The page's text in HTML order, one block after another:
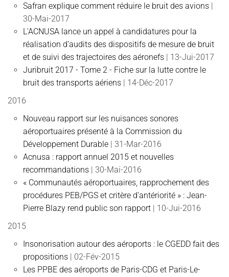
Safran explique comment réduire le bruit des avions |
30-Mai-2017
L’ACNUSA lance un appel à candidatures pour la
réalisation d’audits des dispositifs de mesure de bruit
et de suivi des trajectoires des aéronefs | 13-Jui-2017
Juribruit 2017 - Tome 2 - Fiche sur la lutte contre le
bruit des transports aériens | 14-Déc-2017
2016
Nouveau rapport sur les nuisances sonores
aéroportuaires présenté à la Commission du
Développement Durable | 31-Mar-2016
Acnusa : rapport annuel 2015 et nouvelles
recommandations | 30-Mai-2016
« Communautés aéroportuaires, rapprochement des
procédures PEB/PGS et critère d’antériorité » : Jean-
Pierre Blazy rend public son rapport | 10-Jui-2016
2015
Insonorisation autour des aéroports : le CGEDD fait des
propositions | 02-Fév-2015
Les PPBE des aéroports de Paris-CDG et Paris-Le-